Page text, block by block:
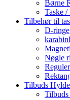
Børne
Taske /
Tilbehør til
D-ringe
Nøgle
Tilbuds